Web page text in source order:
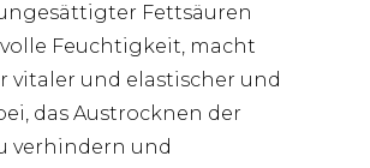
Fettsäuren
Feuchtigkeit, macht
vitaler und elastischer und
das Austrocknen der
verhindern und